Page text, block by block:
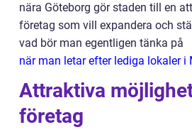
nära Göteborg gör staden till en
företag som vill expandera och
vad bör man egentligen tänka på
när man letar efter lediga lokaler i
Attraktiva
företag